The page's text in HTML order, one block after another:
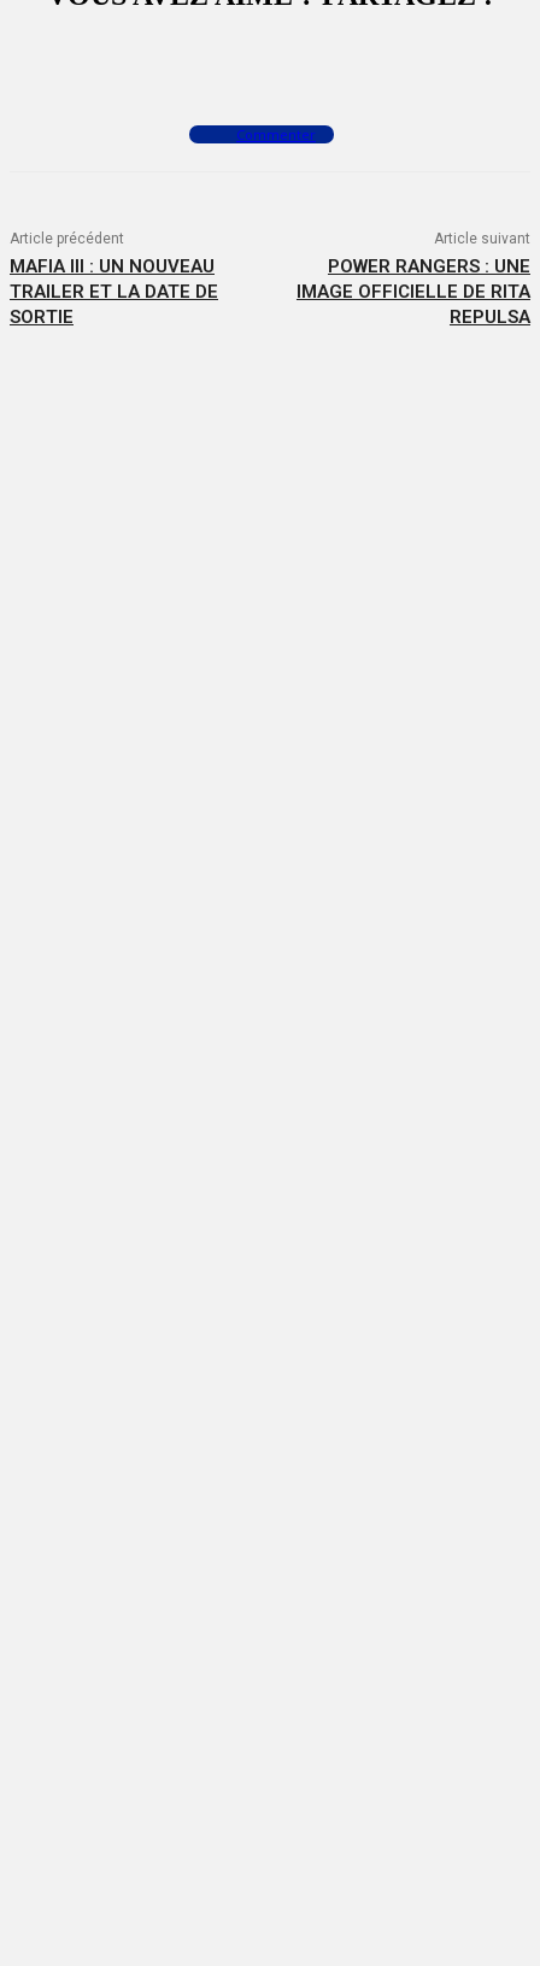
Commenter
Article précédent
MAFIA III : UN NOUVEAU
TRAILER ET LA DATE DE
SORTIE
Article suivant
POWER RANGERS : UNE
IMAGE OFFICIELLE DE RITA
REPULSA